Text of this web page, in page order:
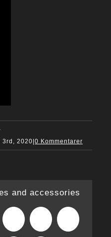
3rd, 2020 0 Kommentarer
and accessories
LinkedIn WhatsAppTumblr